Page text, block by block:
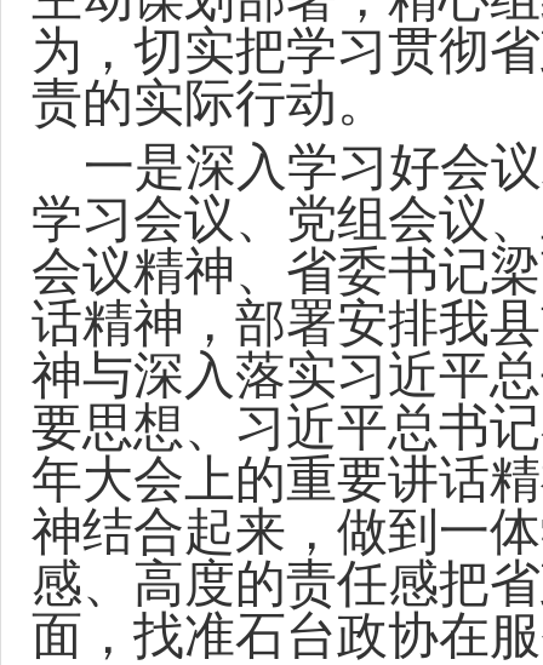
为，切实把学习贯彻
责的实际行动。
一是深入学习好会
学习会议、党组会议
会议精神、省委书记
话精神，部署安排我
神与深入落实习近平
要思想、习近平总书
年大会上的重要讲话
神结合起来，做到一
感、高度的责任感把
面，找准石台政协在